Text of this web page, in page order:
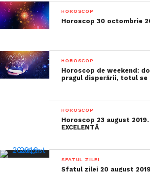
HOROSCOP
Horoscop 30 octombrie
HOROSCOP
Horoscop de weekend:
pragul disperării, totul se
HOROSCOP
Horoscop 23 august
EXCELENTĂ
SFATUL ZILEI
Sfatul zilei 20 august